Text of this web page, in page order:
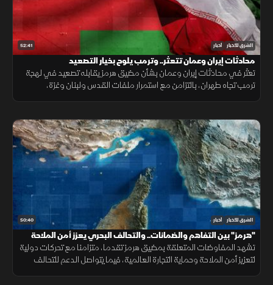
52:41 الشرق للأخبار أخبار
محادثات إيران وعمان تتعثر.. وترمب يلوح بخيار التصعيد
تعثر في محادثات إيران وعمان بشأن مضيق هرمز يقابله تصعيد في لهجة
ترمب تجاه طهران، بالتزامن مع استمرار ملفات القدس ولبنان وغزة،
50:40 الشرق للأخبار أخبار
"هرمز" بين التفاهم والضمانات.. والتحالف البحري يعزز أمن الملاحة
تشهد المفاوضات المتعلقة بمضيق هرمز تقدما، متزامنا مع تحركات دولية
لتعزيز أمن الملاحة وحماية التجارة العالمية، فيما يتواصل الدعم للتحالف